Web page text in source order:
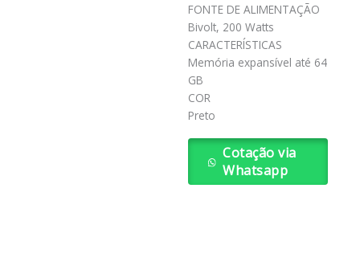
FONTE DE ALIMENTAÇÃO
Bivolt, 200 Watts
CARACTERÍSTICAS
Memória expansível até 64
GB
COR
Preto
Cotação via
Whatsapp